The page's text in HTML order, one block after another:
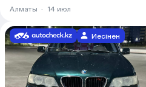
Алматы · 14 июл
Иесінен